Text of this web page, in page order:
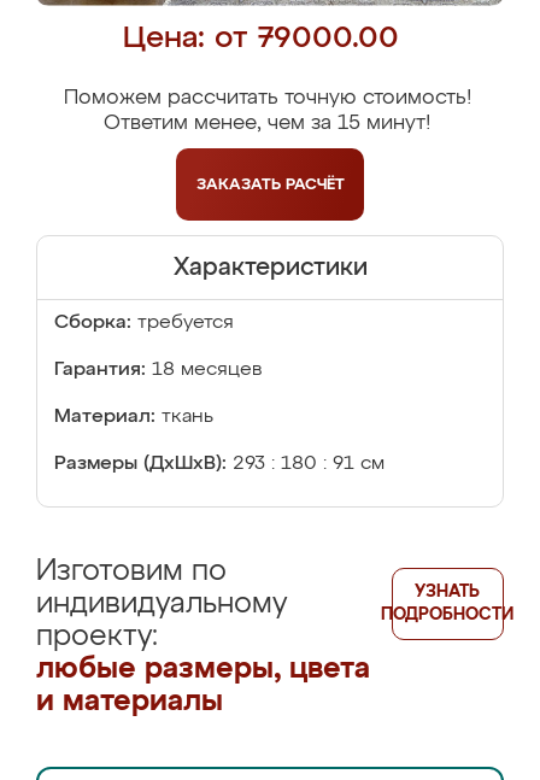
Цена: от 79000.00
Поможем рассчитать точную стоимость!
Ответим менее, чем за 15 минут!
ЗАКАЗАТЬ РАСЧЁТ
Характеристики
Сборка: требуется
Гарантия: 18 месяцев
Материал: ткань
Размеры (ДхШхВ): 293 : 180 : 91 см
Изготовим по
индивидуальному
проекту:
любые размеры, цвета
и материалы
УЗНАТЬ
ПОДРОБНОСТИ